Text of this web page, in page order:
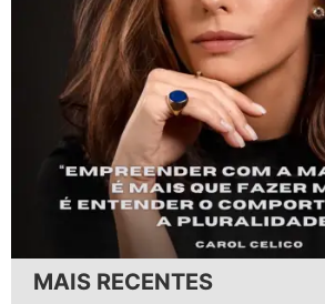
MAIS RECENTES